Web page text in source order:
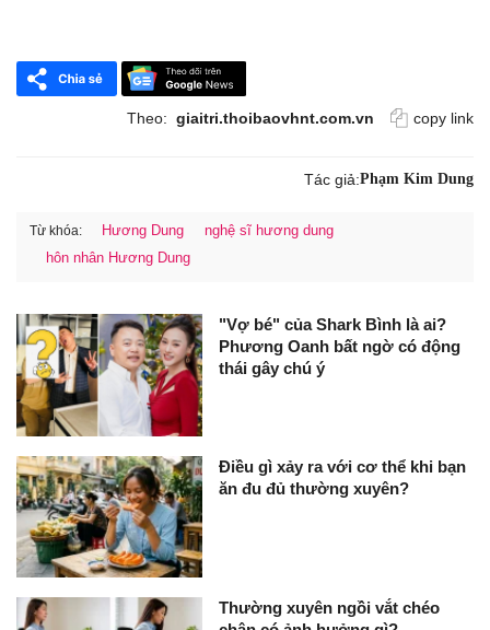
Theo: giaitri.thoibaovhnt.com.vn copy link
Tác giả:Phạm Kim Dung
Từ khóa: Hương Dung
nghệ sĩ hương dung
hôn nhân Hương Dung
"Vợ bé" của Shark Bình là ai?
Phương Oanh bất ngờ có động
thái gây chú ý
Điều gì xảy ra với cơ thể khi bạn
ăn đu đủ thường xuyên?
Thường xuyên ngồi vắt chéo